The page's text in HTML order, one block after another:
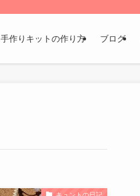
手作りキットの作り方 ブログ